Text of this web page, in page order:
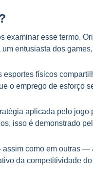
examinar esse termo.
entusiasta dos
esportes físicos
o emprego de esforço
aplicada pelo
isso é demonstrado
como em outras —
da competitividade